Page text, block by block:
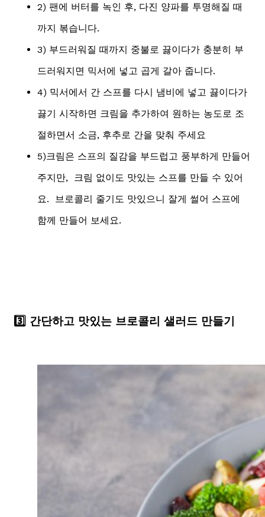
2) 팬에 버터를 녹인 후, 다진 양파를 투명해질 때
까지 볶습니다.
3) 부드러워질 때까지 중불로 끓이다가 충분히 부
드러워지면 믹서에 넣고 곱게 갈아 줍니다.
4) 믹서에서 간 스프를 다시 냄비에 넣고 끓이다가
끓기 시작하면 크림을 추가하여 원하는 농도로 조
절하면서 소금, 후추로 간을 맞춰 주세요
5)크림은 스프의 질감을 부드럽고 풍부하게 만들어
주지만, 크림 없이도 맛있는 스프를 만들 수 있어
요. 브로콜리 줄기도 맛있으니 잘게 썰어 스프에
함께 만들어 보세요.
3️⃣ 간단하고 맛있는 브로콜리 샐러드 만들기